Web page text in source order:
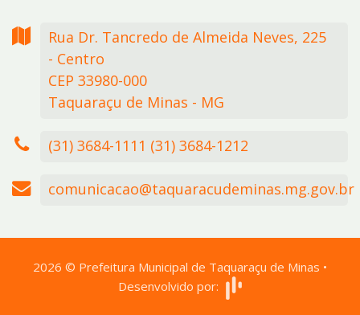
Rua Dr. Tancredo de Almeida Neves, 225
- Centro
CEP 33980-000
Taquaraçu de Minas - MG
(31) 3684-1111 (31) 3684-1212
comunicacao@taquaracudeminas.mg.gov.br
2026 © Prefeitura Municipal de Taquaraçu de Minas •
Desenvolvido por: